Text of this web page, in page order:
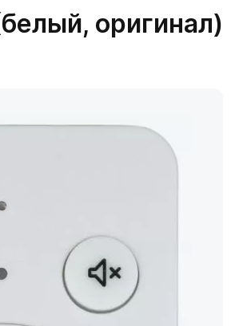
оригинал)